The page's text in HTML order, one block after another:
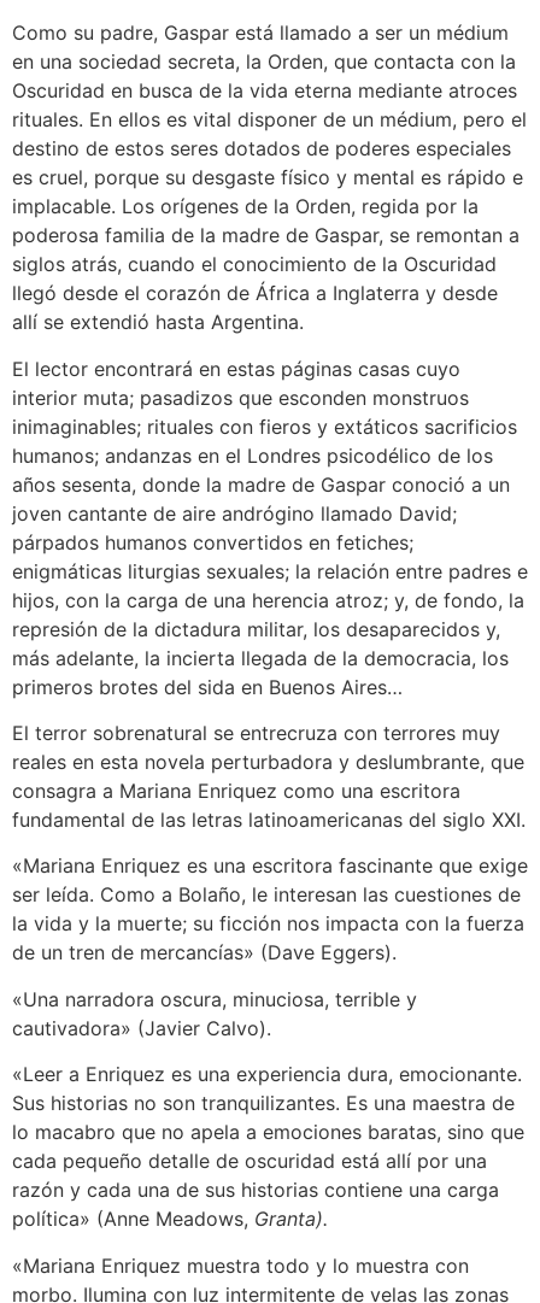
Como su padre, Gaspar está llamado a ser un médium
en una sociedad secreta, la Orden, que contacta con la
Oscuridad en busca de la vida eterna mediante atroces
rituales. En ellos es vital disponer de un médium, pero el
destino de estos seres dotados de poderes especiales
es cruel, porque su desgaste físico y mental es rápido e
implacable. Los orígenes de la Orden, regida por la
poderosa familia de la madre de Gaspar, se remontan a
siglos atrás, cuando el conocimiento de la Oscuridad
llegó desde el corazón de África a Inglaterra y desde
allí se extendió hasta Argentina.
El lector encontrará en estas páginas casas cuyo
interior muta; pasadizos que esconden monstruos
inimaginables; rituales con fieros y extáticos sacrificios
humanos; andanzas en el Londres psicodélico de los
años sesenta, donde la madre de Gaspar conoció a un
joven cantante de aire andrógino llamado David;
párpados humanos convertidos en fetiches;
enigmáticas liturgias sexuales; la relación entre padres e
hijos, con la carga de una herencia atroz; y, de fondo, la
represión de la dictadura militar, los desaparecidos y,
más adelante, la incierta llegada de la democracia, los
primeros brotes del sida en Buenos Aires…
El terror sobrenatural se entrecruza con terrores muy
reales en esta novela perturbadora y deslumbrante, que
consagra a Mariana Enriquez como una escritora
fundamental de las letras latinoamericanas del siglo XXI.
«Mariana Enriquez es una escritora fascinante que exige
ser leída. Como a Bolaño, le interesan las cuestiones de
la vida y la muerte; su ficción nos impacta con la fuerza
de un tren de mercancías» (Dave Eggers).
«Una narradora oscura, minuciosa, terrible y
cautivadora» (Javier Calvo).
«Leer a Enriquez es una experiencia dura, emocionante.
Sus historias no son tranquilizantes. Es una maestra de
lo macabro que no apela a emociones baratas, sino que
cada pequeño detalle de oscuridad está allí por una
razón y cada una de sus historias contiene una carga
política» (Anne Meadows, Granta).
«Mariana Enriquez muestra todo y lo muestra con
morbo. Ilumina con luz intermitente de velas las zonas